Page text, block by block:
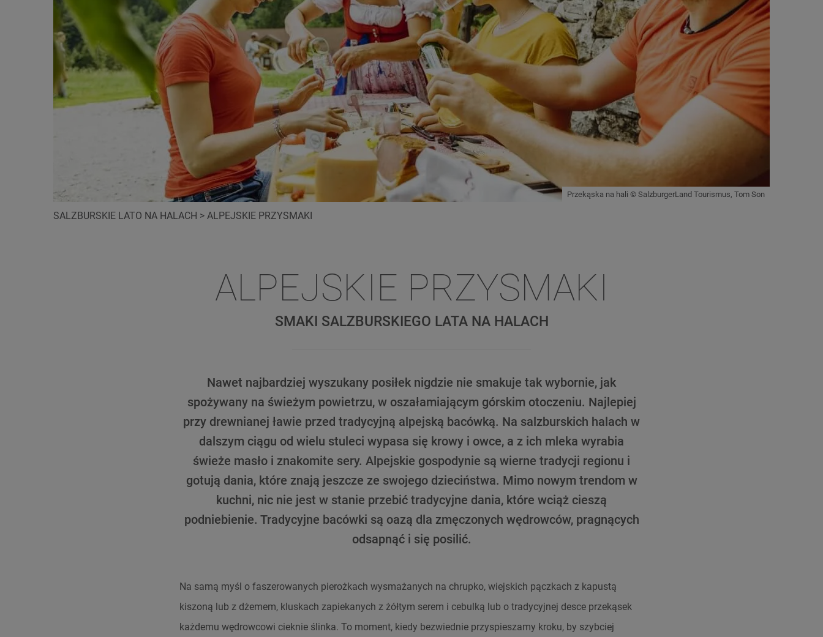
Przekąska na hali © SalzburgerLand Tourismus, Tom Son
SALZBURSKIE LATO NA HALACH > ALPEJSKIE PRZYSMAKI
ALPEJSKIE PRZYSMAKI
SMAKI SALZBURSKIEGO LATA NA HALACH
Nawet najbardziej wyszukany posiłek nigdzie nie smakuje tak wybornie, jak
spożywany na świeżym powietrzu, w oszałamiającym górskim otoczeniu. Najlepiej
przy drewnianej ławie przed tradycyjną alpejską bacówką. Na salzburskich halach w
dalszym ciągu od wielu stuleci wypasa się krowy i owce, a z ich mleka wyrabia
świeże masło i znakomite sery. Alpejskie gospodynie są wierne tradycji regionu i
gotują dania, które znają jeszcze ze swojego dzieciństwa. Mimo nowym trendom w
kuchni, nic nie jest w stanie przebić tradycyjne dania, które wciąż cieszą
podniebienie. Tradycyjne bacówki są oazą dla zmęczonych wędrowców, pragnących
odsapnąć i się posilić.
Na samą myśl o faszerowanych pierożkach wysmażanych na chrupko, wiejskich pączkach z kapustą
kiszoną lub z dżemem, kluskach zapiekanych z żółtym serem i cebulką lub o tradycyjnej desce przekąsek
każdemu wędrowcowi cieknie ślinka. To moment, kiedy bezwiednie przyspieszamy kroku, by szybciej